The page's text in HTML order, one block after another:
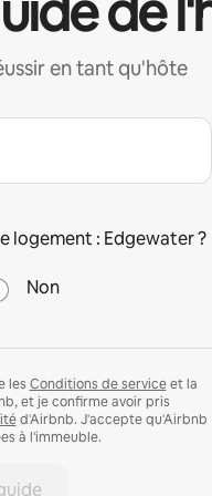
en tant qu'hôte
logement : Edgewater ?
Non
les Conditions de serviceet la
et je confirme avoir pris
d'Airbnb. J'accepte qu'Airbnb
à l'immeuble.